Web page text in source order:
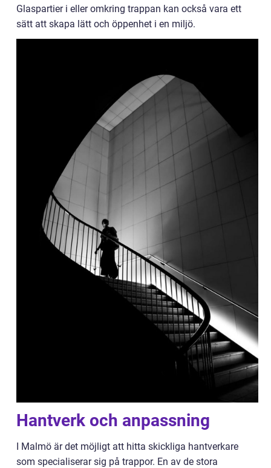
Glaspartier i eller omkring trappan kan också vara ett
sätt att skapa lätt och öppenhet i en miljö.
Hantverk och anpassning
I Malmö är det möjligt att hitta skickliga hantverkare
som specialiserar sig på trappor. En av de stora